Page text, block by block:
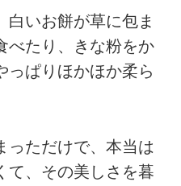
白いお餅が草に包ま
べたり、きな粉をか
っぱりほかほか柔ら
っただけで、本当は
て、その美しさを暮